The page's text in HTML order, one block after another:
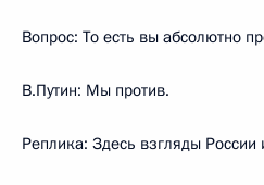
Вопрос: То есть вы абсолютно
В.Путин: Мы против.
Реплика: Здесь взгляды России